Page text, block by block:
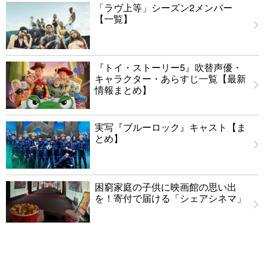
「ラヴ上等」シーズン2メンバー
【一覧】
『トイ・ストーリー5』吹替声優・
キャラクター・あらすじ一覧【最新
情報まとめ】
実写『ブルーロック』キャスト【ま
とめ】
困窮家庭の子供に映画館の思い出
を！寄付で届ける「シェアシネマ」